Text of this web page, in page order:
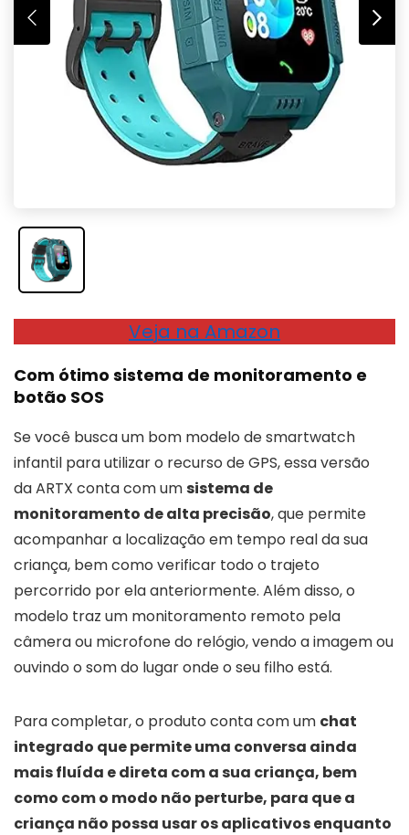
Veja na Amazon
Com ótimo sistema de monitoramento e
botão SOS
Se você busca um bom modelo de smartwatch
infantil para utilizar o recurso de GPS, essa versão
da ARTX conta com umsistema de
monitoramento de alta precisão, que permite
acompanhar a localização em tempo real da sua
criança, bem como verificar todo o trajeto
percorrido por ela anteriormente. Além disso, o
modelo traz um monitoramento remoto pela
câmera ou microfone do relógio, vendo a imagem ou
ouvindo o som do lugar onde o seu filho está.
Para completar, o produto conta com um chat
integrado que permite uma conversa ainda
mais fluída e direta com a sua criança, bem
como com o modo não perturbe, para que a
criança não possa usar os aplicativos enquanto